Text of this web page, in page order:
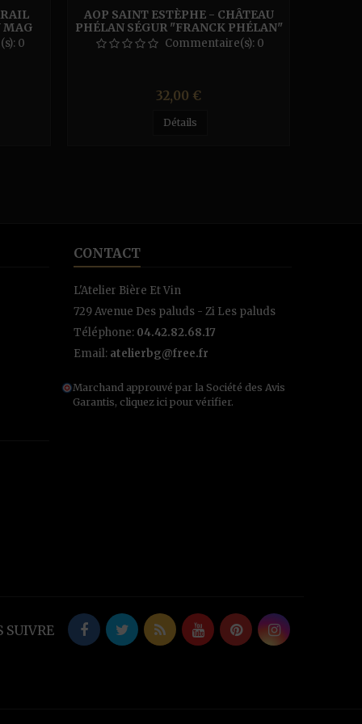
MAG
0
AOP SAINT ESTÈPHE - CHÂTEAU
PHÉLAN SÉGUR "FRANCK PHÉLAN"
- ROUGE
Commentaire(s): 0
Prix
32,00 €
Détails
CONTACT
L'Atelier Bière Et Vin
729 Avenue Des paluds - Zi Les paluds
Téléphone: 04.42.82.68.17
Email: atelierbg@free.fr
Marchand approuvé par la Société des Avis
Garantis, cliquez ici pour vérifier.
SUIVRE